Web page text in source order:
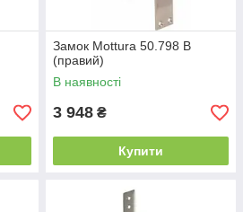
Замок Mottura 50.798 В
(правий)
В наявності
3 948 ₴
Купити